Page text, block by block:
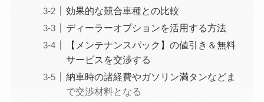
効果的な競合車種との比較
ディーラーオプションを活用する方法
【メンテナンスパック】の値引き＆無料
サービスを交渉する
納車時の諸経費やガソリン満タンなどま
で交渉材料となる